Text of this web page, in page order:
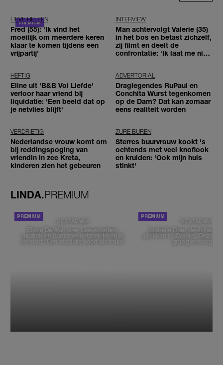
LIEVE HELEEN
Fred (55): 'Ik vind het
moeilijk om meerdere keren
klaar te komen tijdens een
vrijpartij'
INTERVIEW
Man achtervolgt Valerie (35)
in het bos en betast zichzelf,
zij filmt en deelt de
confrontatie: 'Ik laat me niet
HEFTIG
Eline uit 'B&B Vol Liefde'
verloor haar vriend bij
liquidatie: 'Een beeld dat op
je netvlies blijft'
ADVERTORIAL
Draglegendes RuPaul en
Conchita Wurst tegenkomen
op de Dam? Dat kan zomaar
eens realiteit worden
VERDRIETIG
Nederlandse vrouw komt om
bij reddingspoging van
vriendin in zee Kreta,
kinderen zien het gebeuren
ZURE BUREN
Sterres buurvrouw kookt 's
ochtends met veel knoflook
en kruiden: 'Ook mijn huis
stinkt'
LINDA.PREMIUM
DE STAD VAN
Elske DeWall over Leeuwarden,
muziek en haar favoriete plekken in
de stad: 'Een stad die voelt als thuis'
DE STAD VAN
Isabelle Boer deelt haar
plekken in Zwolle: 'Deze
graag verborgen'